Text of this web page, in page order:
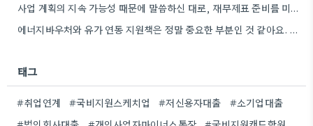
사업 계획의 지속 가능성 때문에 말씀하신 대로, 재무제표 준비를 미리 해두는 게 정말 중요하네요. 특히…
에너지바우처와 유가 연동 지원책은 정말 중요한 부분인 것 같아요. 특히 농어민분들이 에너지 가격 변동에 덜…
태그
#취업연계 #국비지원스케치업 #저신용자대출
#소기업대출